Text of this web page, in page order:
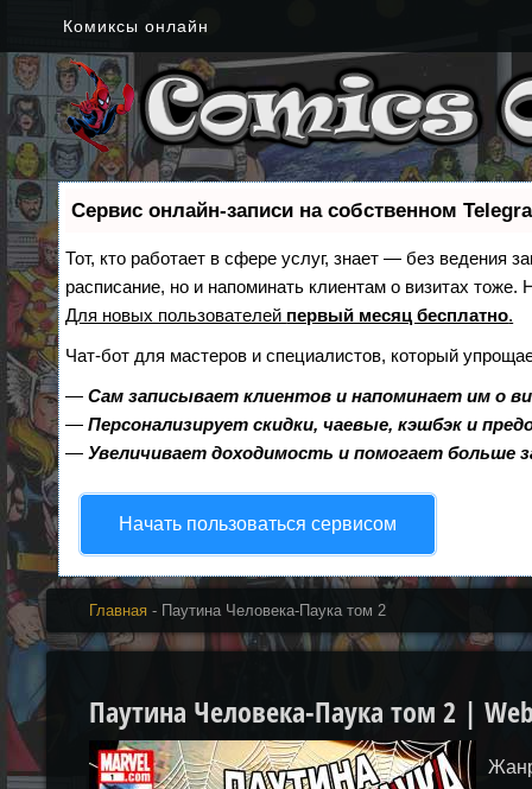
Комиксы онлайн
Сервис онлайн-записи на собственном
Тот, кто работает в сфере услуг, знает — без ведения
расписание, но и напоминать клиентам о визитах
Для новых пользователей первый месяц бесплатно.
Чат-бот для мастеров и специалистов, который
—Сам записывает клиентов и напоминает им о
—Персонализирует скидки, чаевые, кэшбэк и
—Увеличивает доходимость и помогает больше
Начать пользоваться сервисом
Главная - Паутина Человека-Паука том 2
Паутина Человека-Паука том 2 |